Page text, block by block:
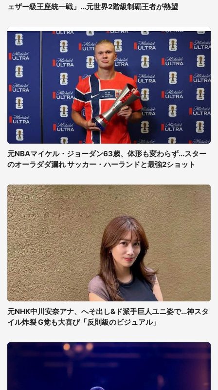
ェザー級王座統一戦」...元世界2階級制覇王者が熱望
元NBAマイケル・ジョーダン63歳、体形も変わらず...スター
のオーラダダ漏れ サッカー・ハーランドと最強2ショット
元NHK中川安奈アナ、へそ出し&ド派手巨人ユニ姿で...神スタ
イル炸裂 G党も大喜び「反則級のビジュアル」